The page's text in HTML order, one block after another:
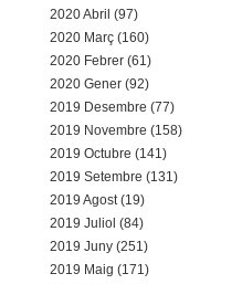
2020 Abril (97)
2020 Març (160)
2020 Febrer (61)
2020 Gener (92)
2019 Desembre (77)
2019 Novembre (158)
2019 Octubre (141)
2019 Setembre (131)
2019 Agost (19)
2019 Juliol (84)
2019 Juny (251)
2019 Maig (171)